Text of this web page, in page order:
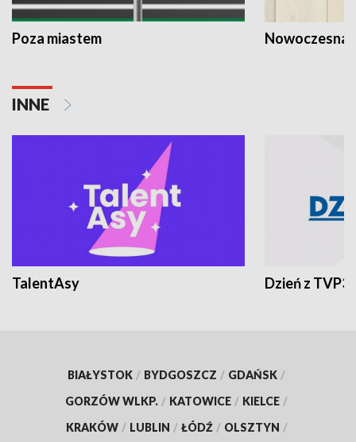
Poza miastem Nowoczesna
INNE
TalentAsy Dzień z TVP3
BIAŁYSTOK / BYDGOSZCZ / GDAŃSK /
GORZÓW WLKP. / KATOWICE / KIELCE /
KRAKÓW / LUBLIN / ŁÓDŹ / OLSZTYN /